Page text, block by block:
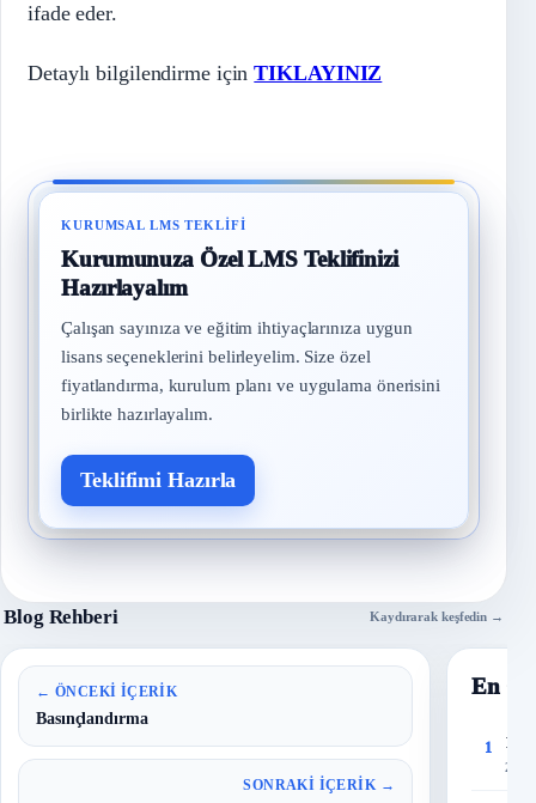
ifade eder.
Detaylı bilgilendirme içinTIKLAYINIZ
KURUMSAL LMS TEKLIFI
Kurumunuza Özel LMS Teklifinizi
Hazırlayalım
Çalışan sayınıza ve eğitim ihtiyaçlarınıza uygun
lisans seçeneklerini belirleyelim. Size özel
fiyatlandırma, kurulum planı ve uygulama önerisini
birlikte hazırlayalım.
Teklifimi Hazırla
Blog Rehberi Kaydırarak keşfedin →
← ÖNCEKI İÇERIK
Basınçlandırma
SONRAKI İÇERIK →
En
1 150
27